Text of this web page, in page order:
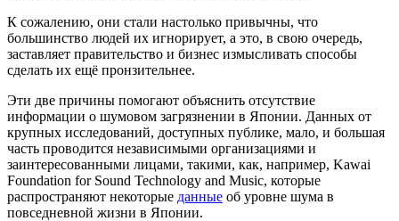
К сожалению, они стали настолько привычны, что
большинство людей их игнорирует, а это, в свою очередь,
заставляет правительство и бизнес измысливать способы
сделать их ещё пронзительнее.
Эти две причины помогают объяснить отсутствие
информации о шумовом загрязнении в Японии. Данных от
крупных исследований, доступных публике, мало, и большая
часть проводится независимыми организациями и
заинтересованными лицами, такими, как, например, Kawai
Foundation for Sound Technology and Music, которые
распространяют некоторые данные об уровне шума в
повседневной жизни в Японии.